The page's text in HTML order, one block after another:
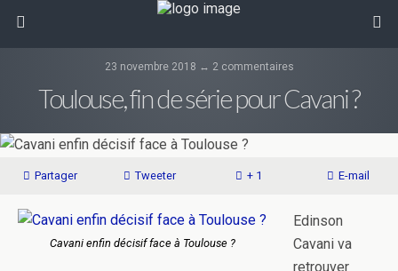
23 novembre 2018 ↔ 2 commentaires
Toulouse, fin de série pour Cavani ?
Partager Tweeter + 1 E-mail
Cavani enfin décisif face à Toulouse ?
Edinson
Cavani va
retrouver